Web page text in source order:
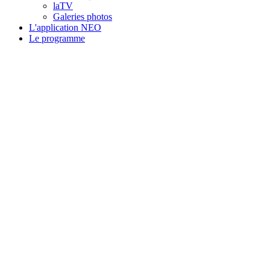
laTV
Galeries photos
L'application NEO
Le programme